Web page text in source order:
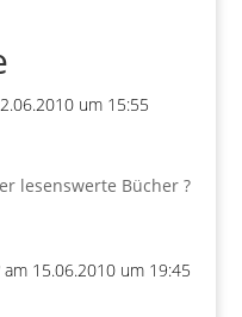
um 15:55
lesenswerte Bücher ?
am 15.06.2010 um 19:45